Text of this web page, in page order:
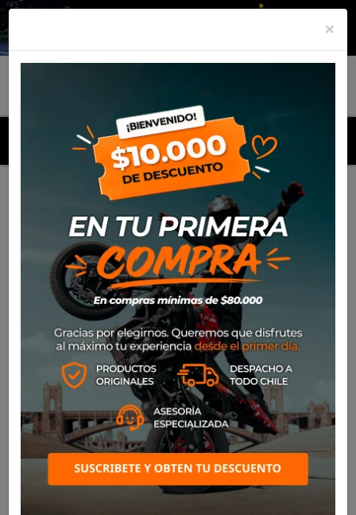
MENU
Productos
Kit Neumáticos Rinaldi HB37 110/70-17
+ 140/70-17
×